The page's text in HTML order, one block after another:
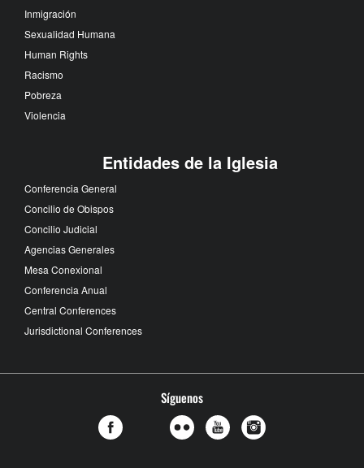
Inmigración
Sexualidad Humana
Human Rights
Racismo
Pobreza
Violencia
Entidades de la Iglesia
Conferencia General
Concilio de Obispos
Concilio Judicial
Agencias Generales
Mesa Conexional
Conferencia Anual
Central Conferences
Jurisdictional Conferences
Síguenos